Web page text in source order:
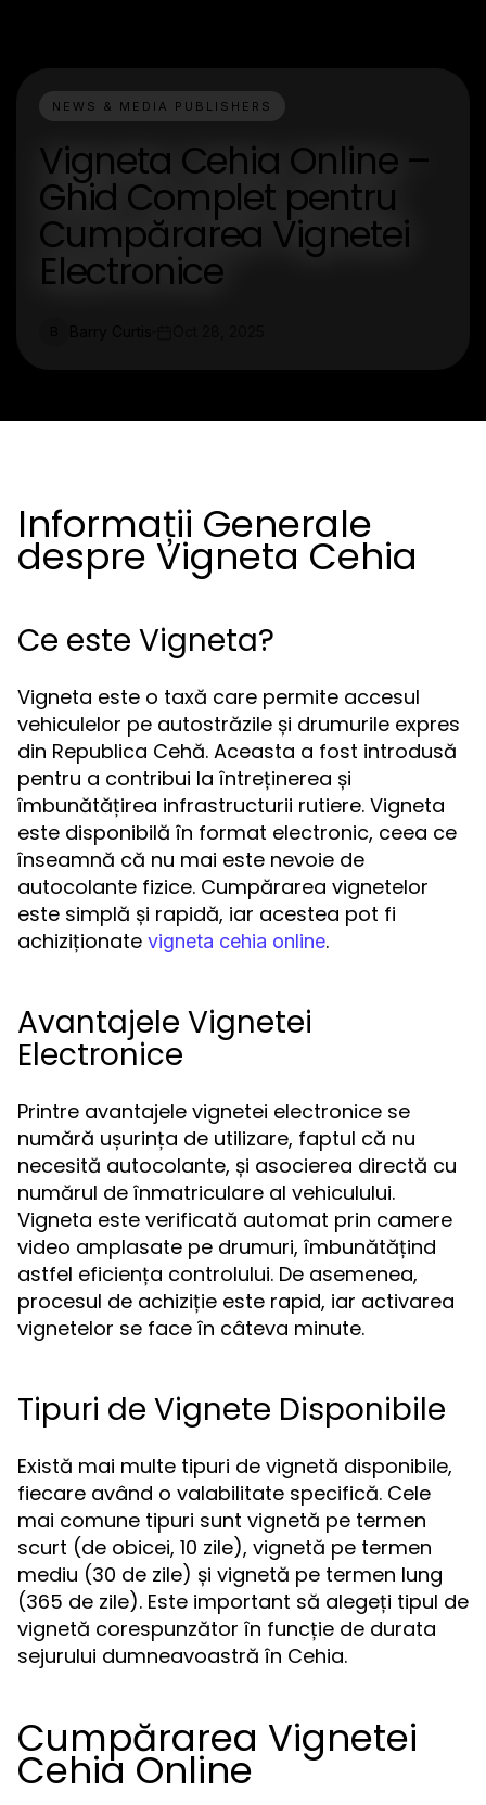
NEWS & MEDIA PUBLISHERS
Vigneta Cehia Online –
Ghid Complet pentru
Cumpărarea Vignetei
Electronice
Informații Generale
despre Vigneta Cehia
Ce este Vigneta?
Vigneta este o taxă care permite accesul
vehiculelor pe autostrăzile și drumurile expres
din Republica Cehă. Aceasta a fost introdusă
pentru a contribui la întreținerea și
îmbunătățirea infrastructurii rutiere. Vigneta
este disponibilă în format electronic, ceea ce
înseamnă că nu mai este nevoie de
autocolante fizice. Cumpărarea vignetelor
este simplă și rapidă, iar acestea pot fi
achiziționate vigneta cehia online.
Avantajele Vignetei
Electronice
Printre avantajele vignetei electronice se
numără ușurința de utilizare, faptul că nu
necesită autocolante, și asocierea directă cu
numărul de înmatriculare al vehiculului.
Vigneta este verificată automat prin camere
video amplasate pe drumuri, îmbunătățind
astfel eficiența controlului. De asemenea,
procesul de achiziție este rapid, iar activarea
vignetelor se face în câteva minute.
Tipuri de Vignete Disponibile
Există mai multe tipuri de vignetă disponibile,
fiecare având o valabilitate specifică. Cele
mai comune tipuri sunt vignetă pe termen
scurt (de obicei, 10 zile), vignetă pe termen
mediu (30 de zile) și vignetă pe termen lung
(365 de zile). Este important să alegeți tipul de
vignetă corespunzător în funcție de durata
sejurului dumneavoastră în Cehia.
Cumpărarea Vignetei
Cehia Online